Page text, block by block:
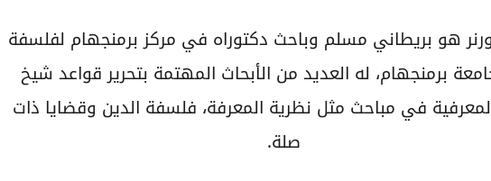
هو بريطاني مسلم وباحث دكتوراه في مركز برمنجهام لفلسفة
برمنجهام، له العديد من الأبحاث المهتمة بتحرير قواعد شيخ
في مباحث مثل نظرية المعرفة، فلسفة الدين وقضايا ذات
صلة.